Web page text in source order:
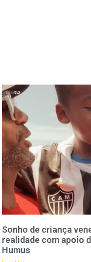
Sonho de criança
realidade com apoio
Humus